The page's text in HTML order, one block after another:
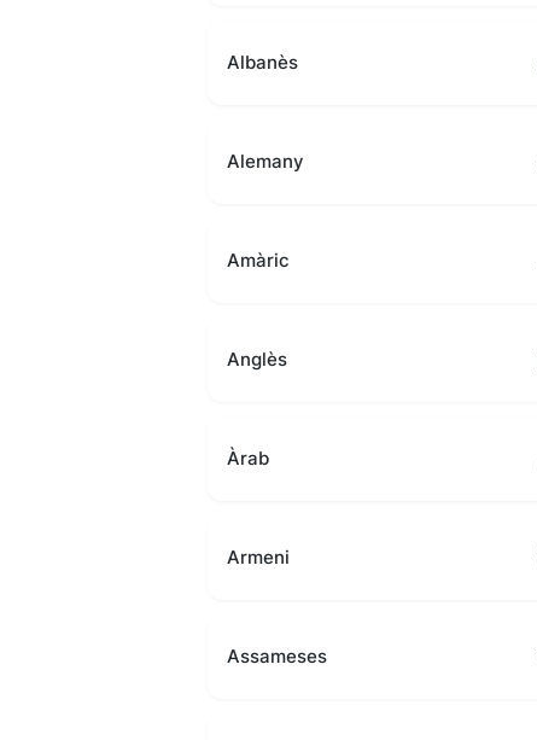
Albanès
Alemany
Amàric
Anglès
Àrab
Armeni
Assameses